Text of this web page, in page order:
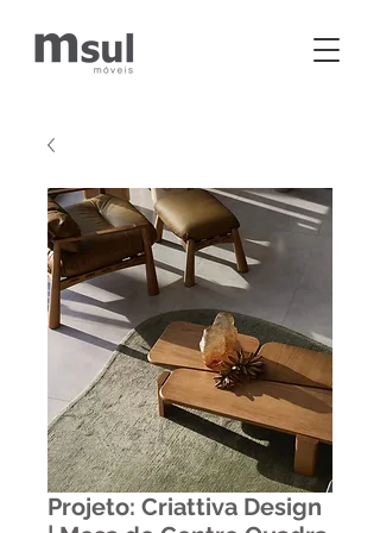
Projeto: Criattiva Design